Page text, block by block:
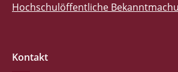
Hochschulöffentliche
Kontakt